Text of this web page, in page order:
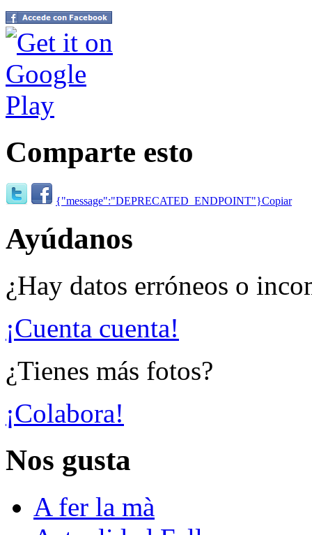
Comparte esto
{"message":"DEPRECATED_ENDPOINT"}Copiar
Ayúdanos
¿Hay datos erróneos o
¡Cuenta cuenta!
¿Tienes más fotos?
¡Colabora!
Nos gusta
A fer la mà